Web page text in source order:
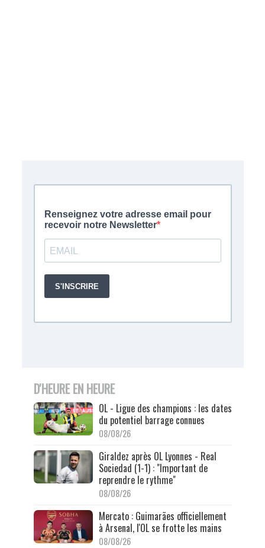
D'HEURE EN HEURE
OL - Ligue des champions : les dates
du potentiel barrage connues
08/08/26
Giraldez après OL Lyonnes - Real
Sociedad (1-1) : "Important de
reprendre le rythme"
08/08/26
Mercato : Guimarães officiellement
à Arsenal, l'OL se frotte les mains
08/08/26